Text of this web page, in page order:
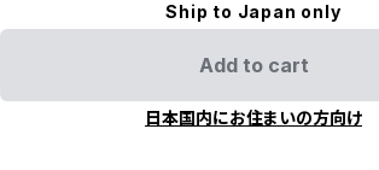
Ship to Japan only
Add to cart
日本国内にお住まいの方向け